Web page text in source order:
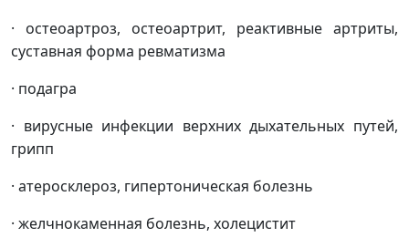
· остеоартроз, остеоартрит, реактивные артриты,
суставная форма ревматизма
· подагра
· вирусные инфекции верхних дыхательных путей,
грипп
· атеросклероз, гипертоническая болезнь
· желчнокаменная болезнь, холецистит